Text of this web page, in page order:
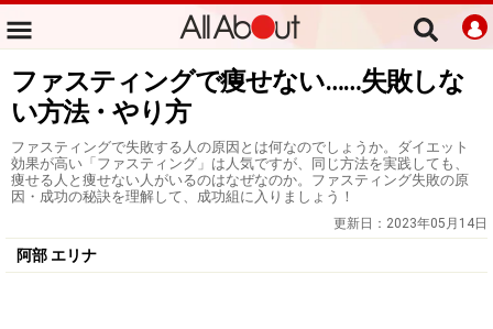
ファスティングで痩せない……失敗しな
い方法・やり方
ファスティングで失敗する人の原因とは何なのでしょうか。ダイエット
効果が高い「ファスティング」は人気ですが、同じ方法を実践しても、
痩せる人と痩せない人がいるのはなぜなのか。ファスティング失敗の原
因・成功の秘訣を理解して、成功組に入りましょう！
更新日： 2023年05月14日
阿部 エリナ